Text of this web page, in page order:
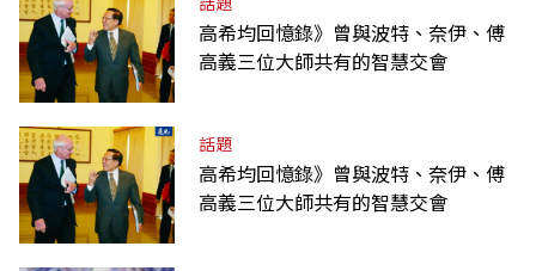
高希均回憶錄》曾與波特、奈伊、傅
高義三位大師共有的智慧交會
話題
高希均回憶錄》曾與波特、奈伊、傅
高義三位大師共有的智慧交會